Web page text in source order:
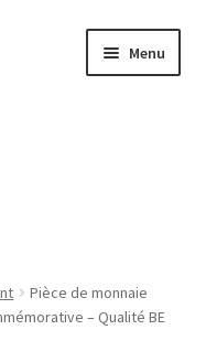
Menu
Pièce de monnaie
– Qualité BE